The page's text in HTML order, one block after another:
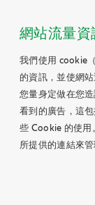
網站流量
我們使用 cookie
的資訊，並使網
您量身定做在您
看到的廣告，這
些 Cookie 的使用
所提供的連結來